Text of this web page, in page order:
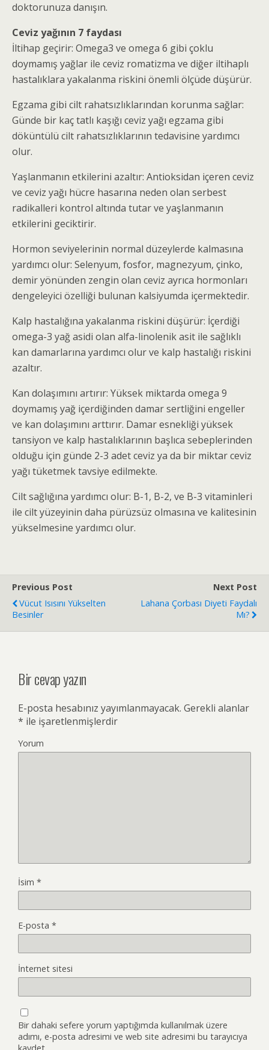
doktorunuza danışın.
Ceviz yağının 7 faydası
İltihap geçirir: Omega3 ve omega 6 gibi çoklu
doymamış yağlar ile ceviz romatizma ve diğer iltihaplı
hastalıklara yakalanma riskini önemli ölçüde düşürür.
Egzama gibi cilt rahatsızlıklarından korunma sağlar:
Günde bir kaç tatlı kaşığı ceviz yağı egzama gibi
döküntülü cilt rahatsızlıklarının tedavisine yardımcı
olur.
Yaşlanmanın etkilerini azaltır: Antioksidan içeren ceviz
ve ceviz yağı hücre hasarına neden olan serbest
radikalleri kontrol altında tutar ve yaşlanmanın
etkilerini geciktirir.
Hormon seviyelerinin normal düzeylerde kalmasına
yardımcı olur: Selenyum, fosfor, magnezyum, çinko,
demir yönünden zengin olan ceviz ayrıca hormonları
dengeleyici özelliği bulunan kalsiyumda içermektedir.
Kalp hastalığına yakalanma riskini düşürür: İçerdiği
omega-3 yağ asidi olan alfa-linolenik asit ile sağlıklı
kan damarlarına yardımcı olur ve kalp hastalığı riskini
azaltır.
Kan dolaşımını artırır: Yüksek miktarda omega 9
doymamış yağ içerdiğinden damar sertliğini engeller
ve kan dolaşımını arttırır. Damar esnekliği yüksek
tansiyon ve kalp hastalıklarının başlıca sebeplerinden
olduğu için günde 2-3 adet ceviz ya da bir miktar ceviz
yağı tüketmek tavsiye edilmekte.
Cilt sağlığına yardımcı olur: B-1, B-2, ve B-3 vitaminleri
ile cilt yüzeyinin daha pürüzsüz olmasına ve kalitesinin
yükselmesine yardımcı olur.
Previous Post
Vücut Isısını Yükselten
Besinler
Next Post
Lahana Çorbası Diyeti Faydalı
Mı?
Bir cevap yazın
E-posta hesabınız yayımlanmayacak. Gerekli alanlar
* ile işaretlenmişlerdir
Yorum
İsim *
E-posta *
İnternet sitesi
Bir dahaki sefere yorum yaptığımda kullanılmak üzere
adımı, e-posta adresimi ve web site adresimi bu tarayıcıya